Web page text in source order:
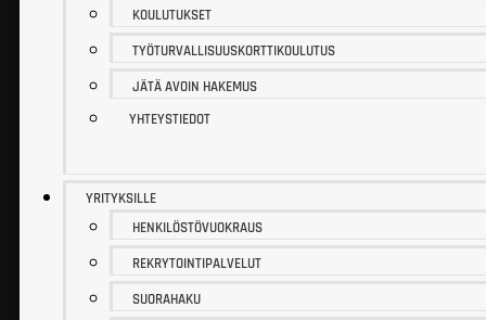
KOULUTUKSET
TYÖTURVALLISUUSKORTTIKOULUTUS
JÄTÄ AVOIN HAKEMUS
YHTEYSTIEDOT
YRITYKSILLE
HENKILÖSTÖVUOKRAUS
REKRYTOINTIPALVELUT
SUORAHAKU